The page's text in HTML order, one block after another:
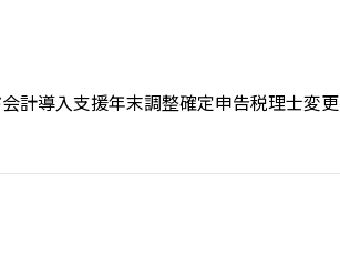
会計導入支援年末調整確定申告税理士変更